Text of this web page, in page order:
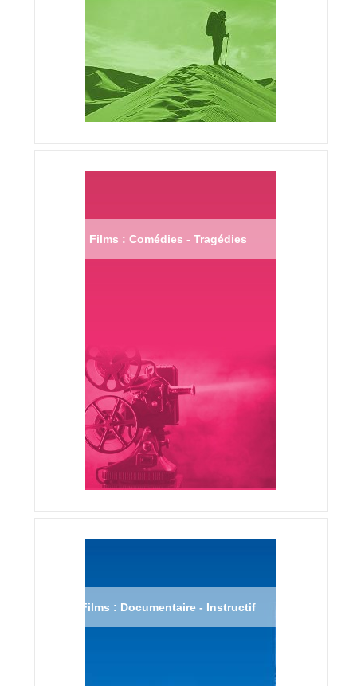
Films : Comédies - Tragédies
Films : Documentaire - Instructif